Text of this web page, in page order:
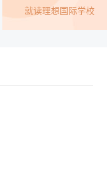
就读理想国际学校